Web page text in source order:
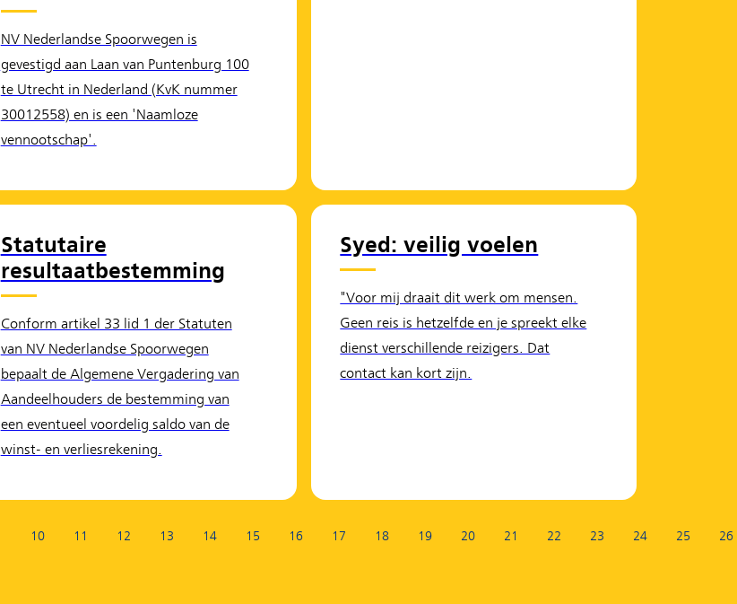
NV Nederlandse Spoorwegen is
gevestigd aan Laan van Puntenburg 100
te Utrecht in Nederland (KvK nummer
30012558) en is een 'Naamloze
vennootschap'.
Statutaire
resultaatbestemming
Conform artikel 33 lid 1 der Statuten
van NV Nederlandse Spoorwegen
bepaalt de Algemene Vergadering van
Aandeelhouders de bestemming van
een eventueel voordelig saldo van de
winst- en verliesrekening.
Syed: veilig voelen
"Voor mij draait dit werk om mensen.
Geen reis is hetzelfde en je spreekt elke
dienst verschillende reizigers. Dat
contact kan kort zijn.
10 11 12 13 14 15 16 17 18 19 20 21 22 23 24 25 26